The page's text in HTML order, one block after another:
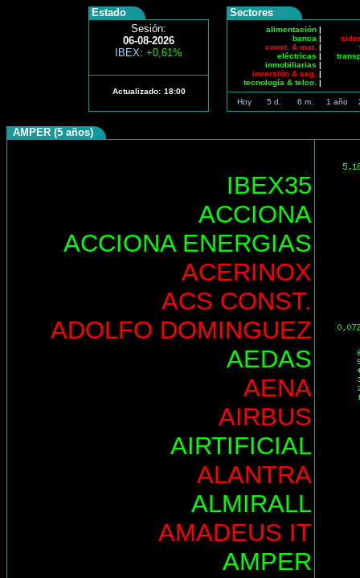
Estado
Sesión:
06-08-2026
IBEX: +0,61%
Actualizado: 18:00
Sectores
alimentación |
banca |
const. & mat. |
eléctricas |
inmobiliarias |
inversión & seg. |
tecnología & telco. |
Hoy 5 d. 6 m. 1 año
AMPER (5 años)
IBEX35
ACCIONA
ACCIONA ENERGIAS
ACERINOX
ACS CONST.
ADOLFO DOMINGUEZ
AEDAS
AENA
AIRBUS
AIRTIFICIAL
ALANTRA
ALMIRALL
AMADEUS IT
AMPER